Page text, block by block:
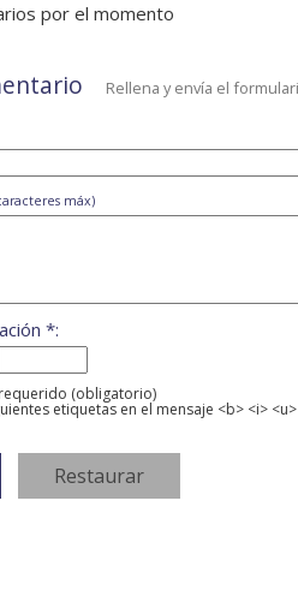
por el momento
Rellena y envía el
máx)
*:
(obligatorio)
etiquetas en el mensaje <b> <i> <u>